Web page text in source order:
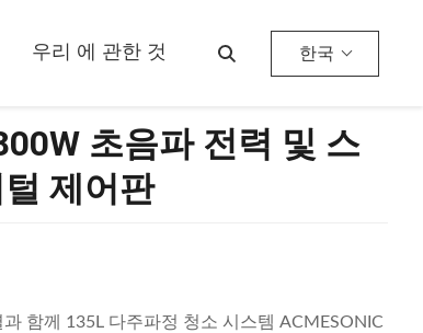
우리 에 관한 것 한국
초음파 전력 및 스
제어판
함께 135L 다주파정 청소 시스템 ACMESONIC